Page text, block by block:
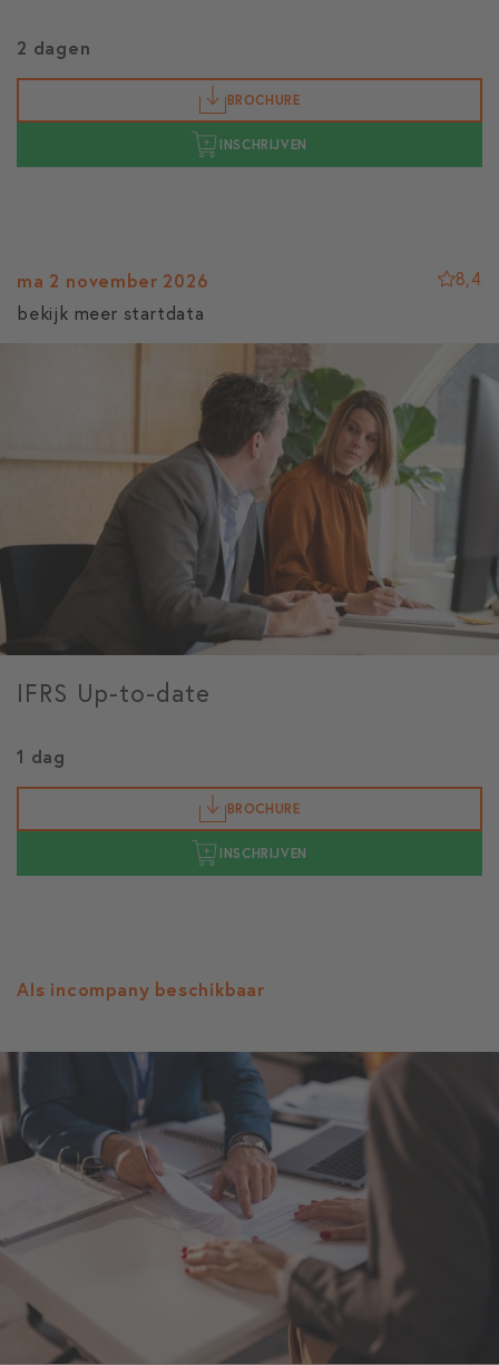
2 dagen
BROCHURE
INSCHRIJVEN
ma 2 november 2026
bekijk meer startdata
8,4
IFRS Up-to-date
1 dag
BROCHURE
INSCHRIJVEN
Als incompany beschikbaar